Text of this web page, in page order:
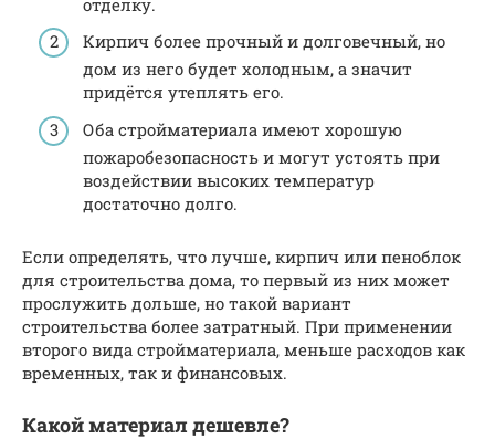
Кирпич более прочный и долговечный, но
дом из него будет холодным, а значит
придётся утеплять его.
Оба стройматериала имеют хорошую
пожаробезопасность и могут устоять при
воздействии высоких температур
достаточно долго.
Если определять, что лучше, кирпич или пеноблок
для строительства дома, то первый из них может
прослужить дольше, но такой вариант
строительства более затратный. При применении
второго вида стройматериала, меньше расходов как
временных, так и финансовых.
Какой материал дешевле?